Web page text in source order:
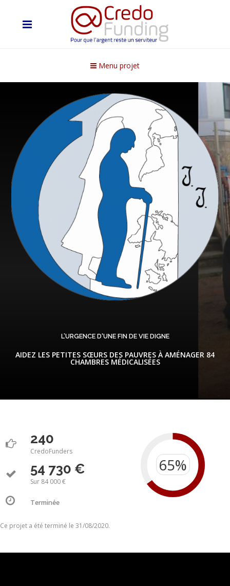
Menu projet
L’URGENCE D'UNE FIN DE VIE DIGNE
AIDEZ LES PETITES SŒURS DES PAUVRES À AMÉNAGER 84
CHAMBRES MÉDICALISÉES
240
CredoFunders
54 730 €
Sur 84 000 €
Terminée
Ce projet a été terminé le 31/08/2020.